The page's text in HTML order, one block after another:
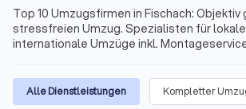
Top 10 Umzugsfirmen in Fischach:
stressfreien Umzug. Spezialisten für
internationale Umzüge inkl.
Alle Dienstleistungen Kompletter